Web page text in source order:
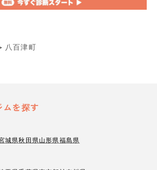
八百津町
を探す
城県秋田県山形県福島県